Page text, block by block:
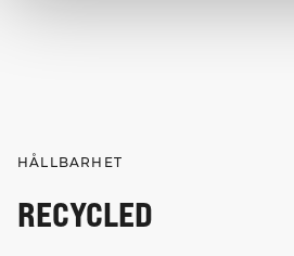
HÅLLBARHET
RECYCLED